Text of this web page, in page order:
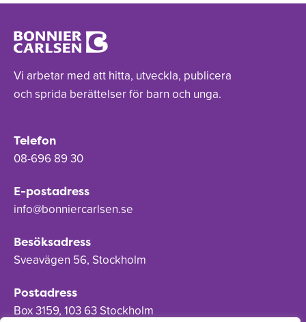
Vi arbetar med att hitta, utveckla, publicera
och sprida berättelser för barn och unga.
Telefon
08-696 89 30
E-postadress
info@bonniercarlsen.se
Besöksadress
Sveavägen 56, Stockholm
Postadress
Box 3159, 103 63 Stockholm